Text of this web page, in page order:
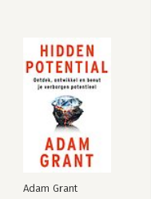
Adam Grant